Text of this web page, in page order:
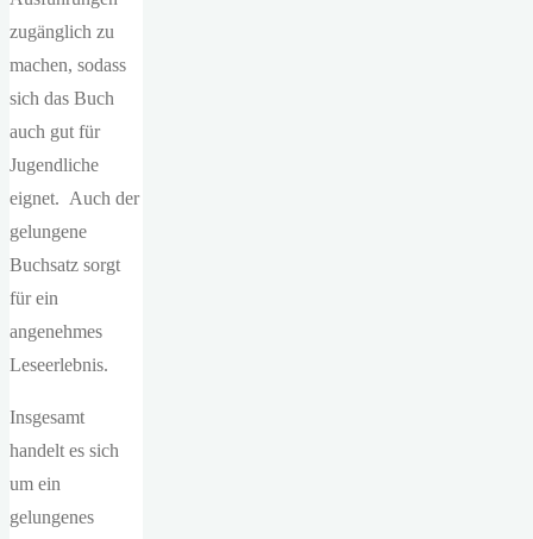
zugänglich zu
machen, sodass
sich das Buch
auch gut für
Jugendliche
eignet. Auch der
gelungene
Buchsatz sorgt
für ein
angenehmes
Leseerlebnis.
Insgesamt
handelt es sich
um ein
gelungenes